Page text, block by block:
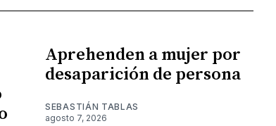
Aprehenden a mujer por
desaparición de persona
SEBASTIÁN TABLAS
agosto 7, 2026